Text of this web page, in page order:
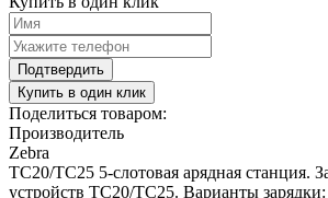
Подтвердить
Купить в один клик
Поделиться товаром:
Производитель
Zebra
TC20/TC25 5-слотовая арядная станция.
устройств TC20/TC25. Варианты